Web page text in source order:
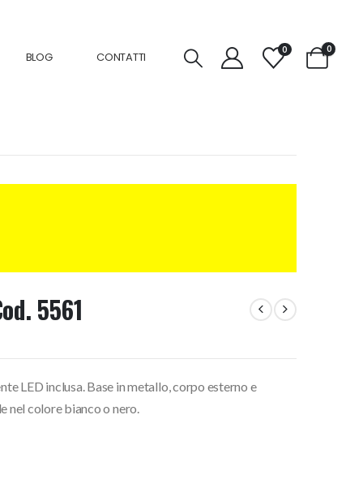
BLOG CONTATTI
0 0
5561
LED inclusa. Base in metallo, corpo esterno e
nel colore bianco o nero.